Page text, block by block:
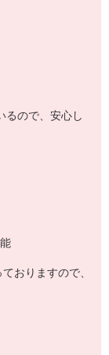
るので、安心し
おりますので、